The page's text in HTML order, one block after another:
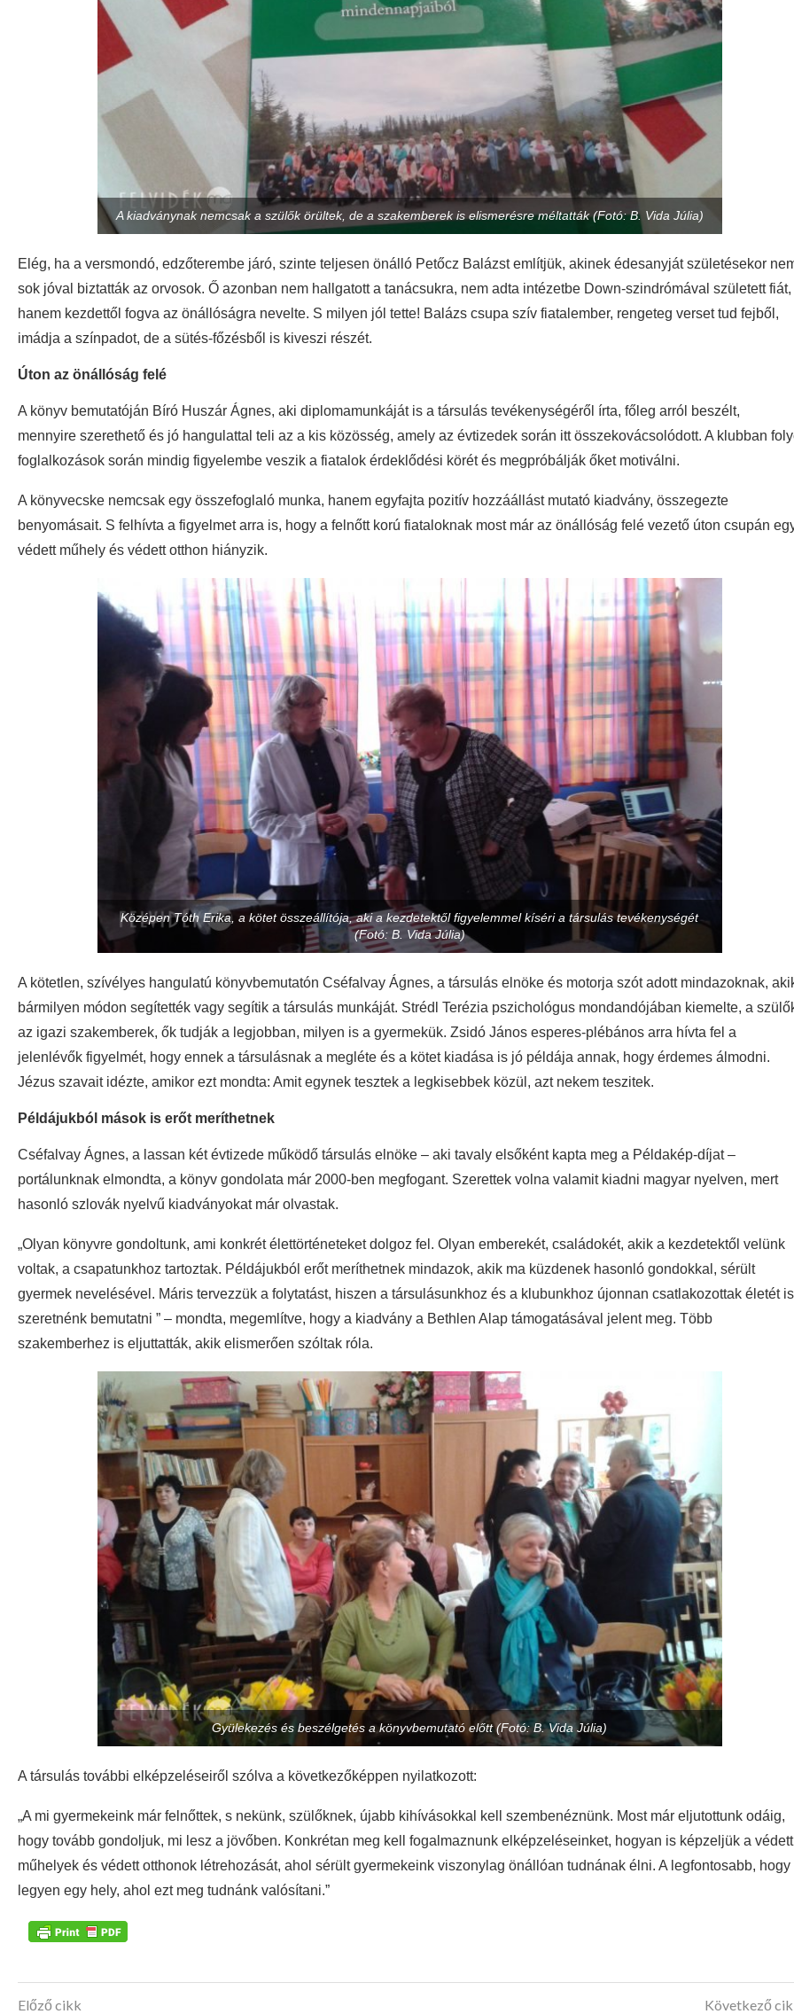
A kiadványnak nemcsak a szülők örültek, de a szakemberek is elismerésre méltatták (Fotó: B. Vida Júlia)
Elég, ha a versmondó, edzőterembe járó, szinte teljesen önálló Petőcz Balázst említjük, akinek édesanyját születésekor
sok jóval biztatták az orvosok. Ő azonban nem hallgatott a tanácsukra, nem adta intézetbe Down-szindrómával született fiát,
hanem kezdettől fogva az önállóságra nevelte. S milyen jól tette! Balázs csupa szív fiatalember, rengeteg verset tud fejből,
imádja a színpadot, de a sütés-főzésből is kiveszi részét.
Úton az önállóság felé
A könyv bemutatóján Bíró Huszár Ágnes, aki diplomamunkáját is a társulás tevékenységéről írta, főleg arról beszélt,
mennyire szerethető és jó hangulattal teli az a kis közösség, amely az évtizedek során itt összekovácsolódott. A klubban
foglalkozások során mindig figyelembe veszik a fiatalok érdeklődési körét és megpróbálják őket motiválni.
A könyvecske nemcsak egy összefoglaló munka, hanem egyfajta pozitív hozzáállást mutató kiadvány, összegezte
benyomásait. S felhívta a figyelmet arra is, hogy a felnőtt korú fiataloknak most már az önállóság felé vezető úton csupán
védett műhely és védett otthon hiányzik.
Középen Tóth Erika, a kötet összeállítója, aki a kezdetektől figyelemmel kíséri a társulás tevékenységét
(Fotó: B. Vida Júlia)
A kötetlen, szívélyes hangulatú könyvbemutatón Cséfalvay Ágnes, a társulás elnöke és motorja szót adott mindazoknak,
bármilyen módon segítették vagy segítik a társulás munkáját. Strédl Terézia pszichológus mondandójában kiemelte, a
az igazi szakemberek, ők tudják a legjobban, milyen is a gyermekük. Zsidó János esperes-plébános arra hívta fel a
jelenlévők figyelmét, hogy ennek a társulásnak a megléte és a kötet kiadása is jó példája annak, hogy érdemes álmodni.
Jézus szavait idézte, amikor ezt mondta: Amit egynek tesztek a legkisebbek közül, azt nekem teszitek.
Példájukból mások is erőt meríthetnek
Cséfalvay Ágnes, a lassan két évtizede működő társulás elnöke – aki tavaly elsőként kapta meg a Példakép-díjat –
portálunknak elmondta, a könyv gondolata már 2000-ben megfogant. Szerettek volna valamit kiadni magyar nyelven, mert
hasonló szlovák nyelvű kiadványokat már olvastak.
„Olyan könyvre gondoltunk, ami konkrét élettörténeteket dolgoz fel. Olyan emberekét, családokét, akik a kezdetektől velünk
voltak, a csapatunkhoz tartoztak. Példájukból erőt meríthetnek mindazok, akik ma küzdenek hasonló gondokkal, sérült
gyermek nevelésével. Máris tervezzük a folytatást, hiszen a társulásunkhoz és a klubunkhoz újonnan csatlakozottak életét is
szeretnénk bemutatni ” – mondta, megemlítve, hogy a kiadvány a Bethlen Alap támogatásával jelent meg. Több
szakemberhez is eljuttatták, akik elismerően szóltak róla.
Gyülekezés és beszélgetés a könyvbemutató előtt (Fotó: B. Vida Júlia)
A társulás további elképzeléseiről szólva a következőképpen nyilatkozott:
„A mi gyermekeink már felnőttek, s nekünk, szülőknek, újabb kihívásokkal kell szembenéznünk. Most már eljutottunk odáig,
hogy tovább gondoljuk, mi lesz a jövőben. Konkrétan meg kell fogalmaznunk elképzeléseinket, hogyan is képzeljük a védett
műhelyek és védett otthonok létrehozását, ahol sérült gyermekeink viszonylag önállóan tudnának élni. A legfontosabb, hogy
legyen egy hely, ahol ezt meg tudnánk valósítani.”
Előző cikk Következő